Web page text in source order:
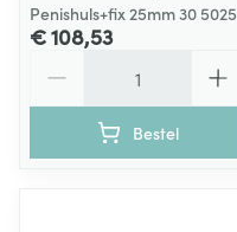
Penishuls+fix 25mm 30 5025
€ 108,53
Bestel